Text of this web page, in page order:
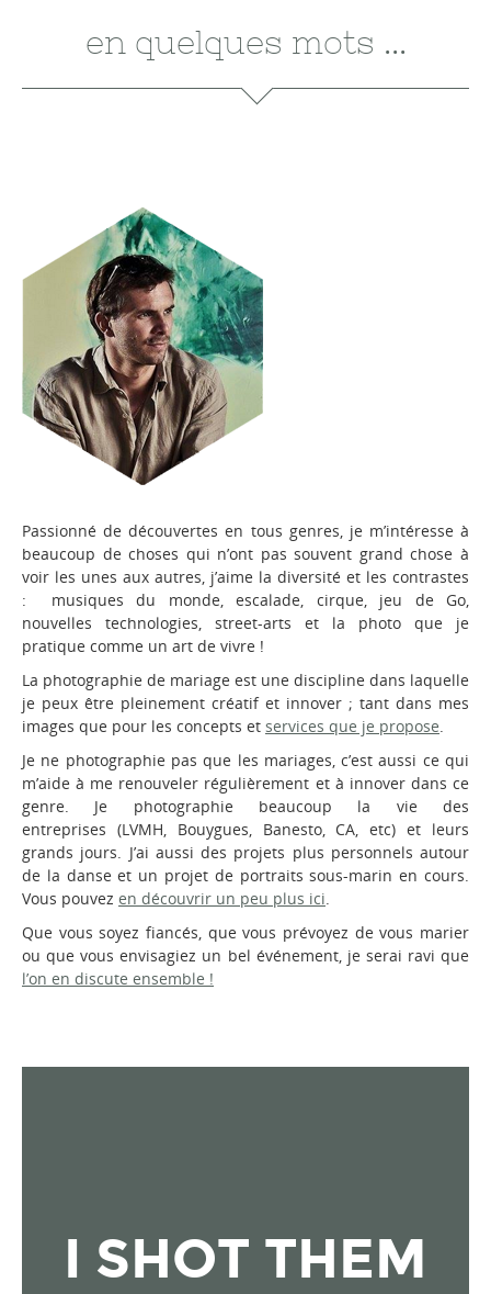
en quelques mots ...
Passionné de découvertes en tous genres, je m’intéresse à
beaucoup de choses qui n’ont pas souvent grand chose à
voir les unes aux autres, j’aime la diversité et les contrastes
: musiques du monde, escalade, cirque, jeu de Go,
nouvelles technologies, street-arts et la photo que je
pratique comme un art de vivre !
La photographie de mariage est une discipline dans laquelle
je peux être pleinement créatif et innover ; tant dans mes
images que pour les concepts et services que je propose.
Je ne photographie pas que les mariages, c’est aussi ce qui
m’aide à me renouveler régulièrement et à innover dans ce
genre. Je photographie beaucoup la vie des
entreprises (LVMH, Bouygues, Banesto, CA, etc) et leurs
grands jours. J’ai aussi des projets plus personnels autour
de la danse et un projet de portraits sous-marin en cours.
Vous pouvez en découvrir un peu plus ici.
Que vous soyez fiancés, que vous prévoyez de vous marier
ou que vous envisagiez un bel événement, je serai ravi que
l’on en discute ensemble !
I SHOT THEM